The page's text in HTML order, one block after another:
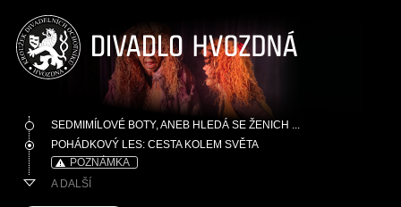
SEDMIMÍLOVÉ BOTY, ANEB HLEDÁ SE ŽENICH ...
POHÁDKOVÝ LES: CESTA KOLEM SVĚTA
POZNÁMKA
A DALŠÍ